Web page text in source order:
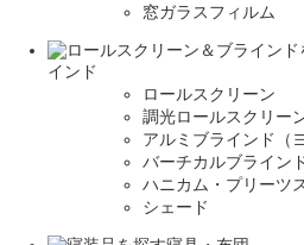
窓ガラスフィルム
インド
ロールスクリーン
調光ロールスクリー
アルミブラインド（
バーチカルブライン
ハニカム・プリーツ
シェード